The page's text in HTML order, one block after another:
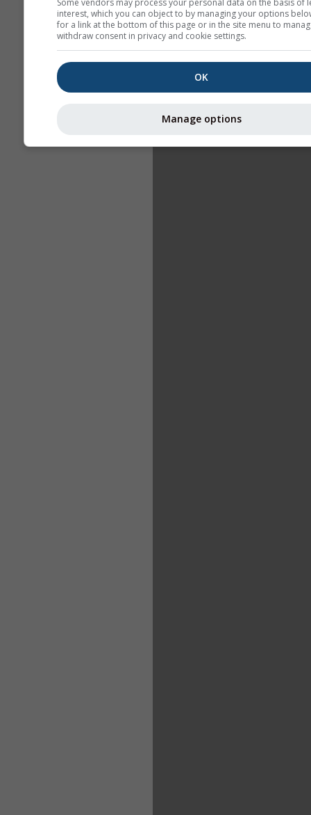
interest, which you can object to by managing your options
for a link at the bottom of this page or in the site menu to
withdraw consent in privacy and cookie settings.
OK
Manage options